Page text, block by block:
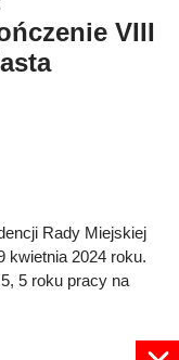
VIII
Rady Miejskiej
kwietnia 2024 roku.
5 roku pracy na